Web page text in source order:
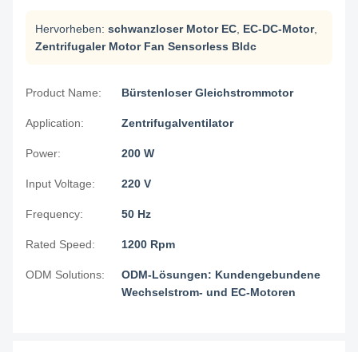
Hervorheben: schwanzloser Motor EC EC-DC-Motor,
Zentrifugaler Motor Fan Sensorless Bldc
Product Name: Bürstenloser Gleichstrommotor
Application: Zentrifugalventilator
Power: 200 W
Input Voltage: 220 V
Frequency: 50 Hz
Rated Speed: 1200 Rpm
ODM Solutions:
ODM-Lösungen: Kundengebundene
Wechselstrom- und EC-Motoren